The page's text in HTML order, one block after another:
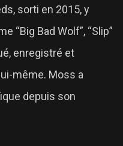
sorti en 2015, y
“Big Bad Wolf”, “Slip”
enregistré et
même. Moss a
depuis son